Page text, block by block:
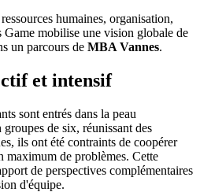
humaines, organisation,
Game mobilise une vision globale de
un parcours de MBA Vannes.
et intensif
sont entrés dans la peau
groupes de six, réunissant des
ils ont été contraints de coopérer
maximum de problèmes. Cette
de perspectives complémentaires
d'équipe.